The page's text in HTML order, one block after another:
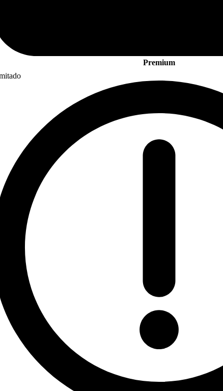
Premium